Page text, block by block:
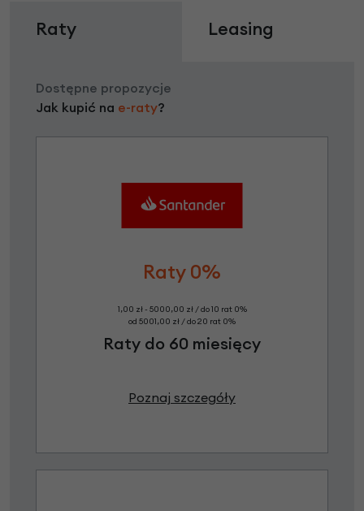
Raty Leasing
Dostępne propozycje
Jak kupić na e-raty?
Raty 0%
1,00 zł - 5000,00 zł / do 10 rat 0%
od 5001,00 zł / do 20 rat 0%
Raty do 60 miesięcy
Poznaj szczegóły